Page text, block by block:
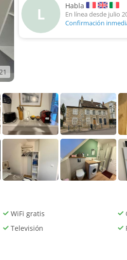
L Habla
En línea desde julio
Confirmación
WiFi gratis
Televisión